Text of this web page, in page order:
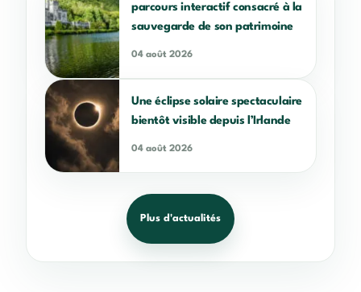
parcours interactif consacré à la
sauvegarde de son patrimoine
04 août 2026
Une éclipse solaire spectaculaire
bientôt visible depuis l’Irlande
04 août 2026
Plus d'actualités